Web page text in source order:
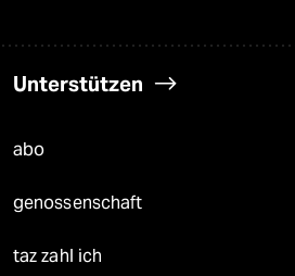
Unterstützen
abo
genossenschaft
taz zahl ich